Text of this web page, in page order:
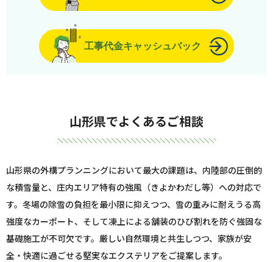
工事代金キャッシュバック
山形県でよくあるご相談
山形県の外構プランニングにおいて最大の課題は、内陸部の圧倒的
な積雪量と、庄内エリア特有の強風（きよかわだし等）への対応で
す。冬場の除雪の負担を最小限に抑えつつ、雪の重みに耐えうる高
強度なカーポート、そして凍上による舗装のひび割れを防ぐ強固な
基礎施工が不可欠です。厳しい自然環境と共生しつつ、家族が安
全・快適に過ごせる堅実なエクステリアをご提案します。